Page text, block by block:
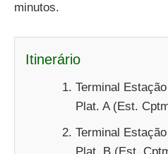
minutos.
Itinerário
Terminal
Plat. A (Est.
Terminal
Plat. B (Est.